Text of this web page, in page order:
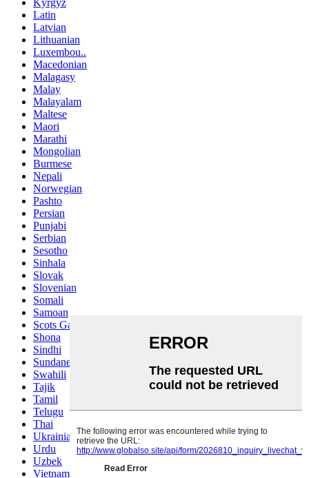
Latin
Latvian
Lithuanian
Luxembou..
Macedonian
Malagasy
Malay
Malayalam
Maltese
Maori
Marathi
Mongolian
Burmese
Nepali
Norwegian
Pashto
Persian
Punjabi
Serbian
Sesotho
Sinhala
Slovak
Slovenian
Somali
Samoan
Scots Gaelic
Shona
Sindhi
Sundanese
Swahili
Tajik
Tamil
Telugu
Thai
Ukrainian
Urdu
Uzbek
Vietnamese